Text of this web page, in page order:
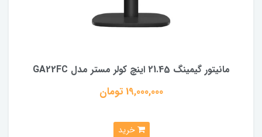
مانیتور گیمینگ 21.45 اینچ کولر مستر مدل GA22FC
19,000,000 تومان
خرید